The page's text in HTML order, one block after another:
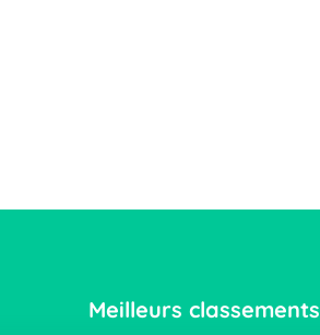
Meilleurs classements